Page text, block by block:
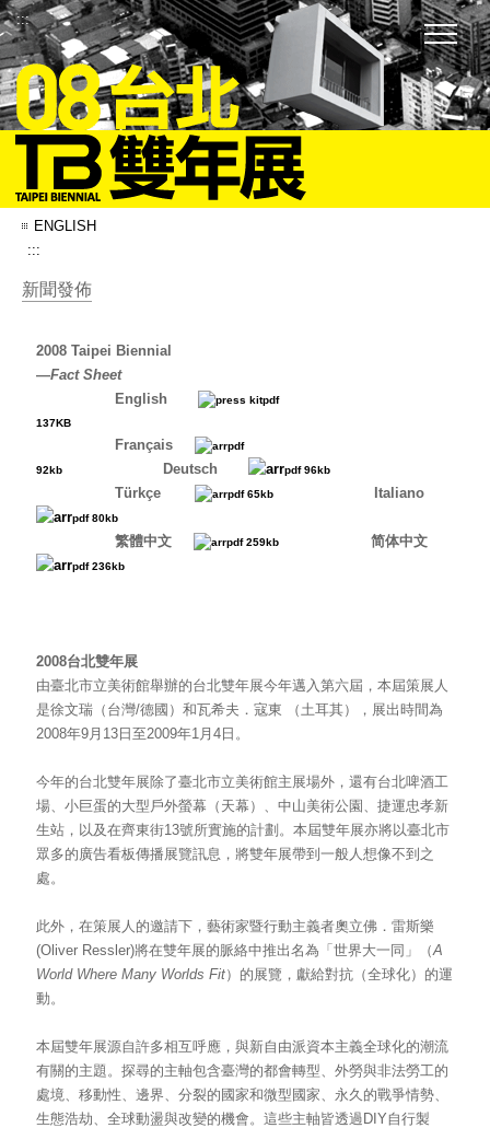
:::
ENGLISH
:::
新聞發佈
2008 Taipei Biennial
—Fact Sheet
English
pdf
137KB
Français
pdf
92kb
Deutsch pdf 96kb
Türkçe pdf 65kb Italiano
pdf 80kb
繁體中文 pdf 259kb 简体中文
pdf 236kb
2008台北雙年展
由臺北市立美術館舉辦的台北雙年展今年邁入第六屆，本屆策展人
是徐文瑞（台灣/德國）和瓦希夫．寇東 （土耳其），展出時間為
2008年9月13日至2009年1月4日。
今年的台北雙年展除了臺北市立美術館主展場外，還有台北啤酒工
場、小巨蛋的大型戶外螢幕（天幕）、中山美術公園、捷運忠孝新
生站，以及在齊東街13號所實施的計劃。本屆雙年展亦將以臺北市
眾多的廣告看板傳播展覽訊息，將雙年展帶到一般人想像不到之
處。
此外，在策展人的邀請下，藝術家暨行動主義者奧立佛．雷斯樂
(Oliver Ressler)將在雙年展的脈絡中推出名為「世界大一同」（A
World Where Many Worlds Fit）的展覽，獻給對抗（全球化）的運
動。
本屆雙年展源自許多相互呼應，與新自由派資本主義全球化的潮流
有關的主題。探尋的主軸包含臺灣的都會轉型、外勞與非法勞工的
處境、移動性、邊界、分裂的國家和微型國家、永久的戰爭情勢、
生態浩劫、全球動盪與改變的機會。這些主軸皆透過DIY自行製